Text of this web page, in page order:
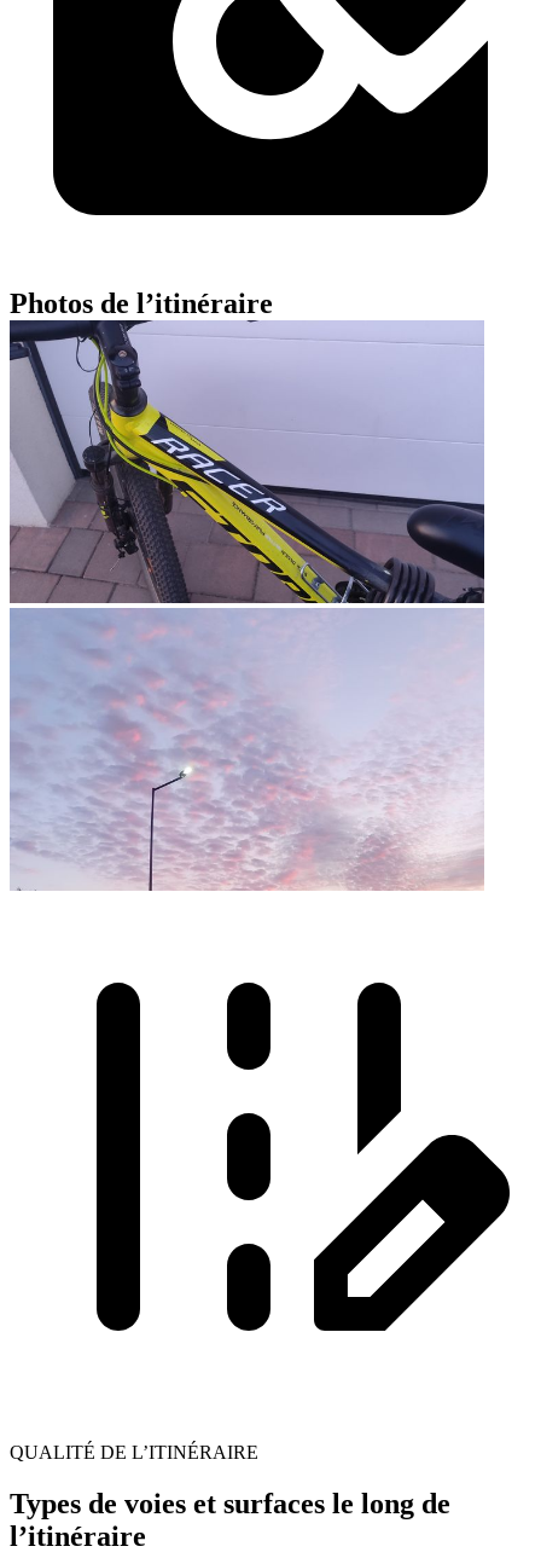
Photos de l’itinéraire
QUALITÉ DE L’ITINÉRAIRE
Types de voies et surfaces le long de
l’itinéraire